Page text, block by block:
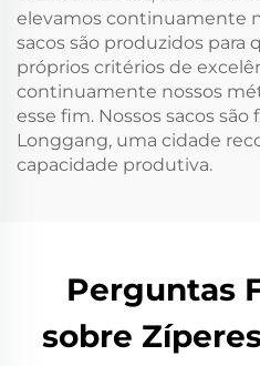
elevamos continuamente
sacos são produzidos para
próprios critérios de
continuamente nossos
esse fim. Nossos sacos
Longgang, uma cidade
capacidade produtiva.
Perguntas
sobre